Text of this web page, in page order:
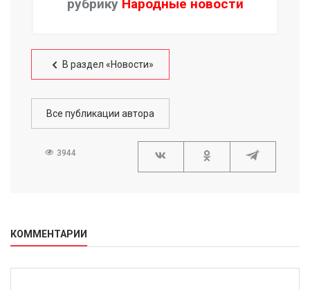
рубрику Народные новости
В раздел «Новости»
Все публикации автора
3944
КОММЕНТАРИИ